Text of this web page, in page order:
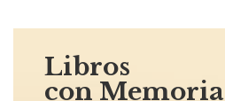
Libros
con Memoria